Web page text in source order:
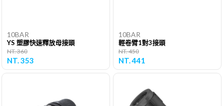
10BAR
YS 塑膠快速釋放母接頭
NT. 360
NT. 353
10BAR
輕卷臂1對3接頭
NT. 450
NT. 441